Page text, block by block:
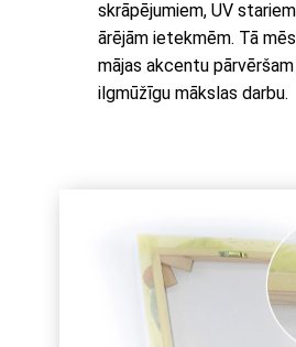
skrāpējumiem, UV
ārējām ietekmēm. Tā
mājas akcentu
ilgmūžīgu mākslas darbu.